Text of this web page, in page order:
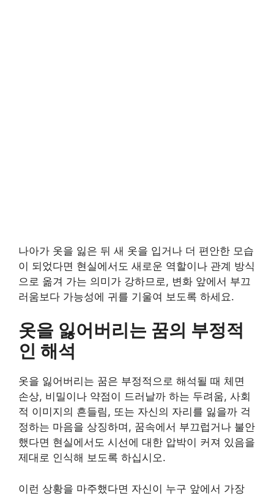
나아가 옷을 잃은 뒤 새 옷을 입거나 더 편안한 모습
이 되었다면 현실에서도 새로운 역할이나 관계 방식
으로 옮겨 가는 의미가 강하므로, 변화 앞에서 부끄
러움보다 가능성에 귀를 기울여 보도록 하세요.
옷을 잃어버리는 꿈의 부정적
인 해석
옷을 잃어버리는 꿈은 부정적으로 해석될 때 체면
손상, 비밀이나 약점이 드러날까 하는 두려움, 사회
적 이미지의 흔들림, 또는 자신의 자리를 잃을까 걱
정하는 마음을 상징하며, 꿈속에서 부끄럽거나 불안
했다면 현실에서도 시선에 대한 압박이 커져 있음을
제대로 인식해 보도록 하십시오.
이런 상황을 마주했다면 자신이 누구 앞에서 가장